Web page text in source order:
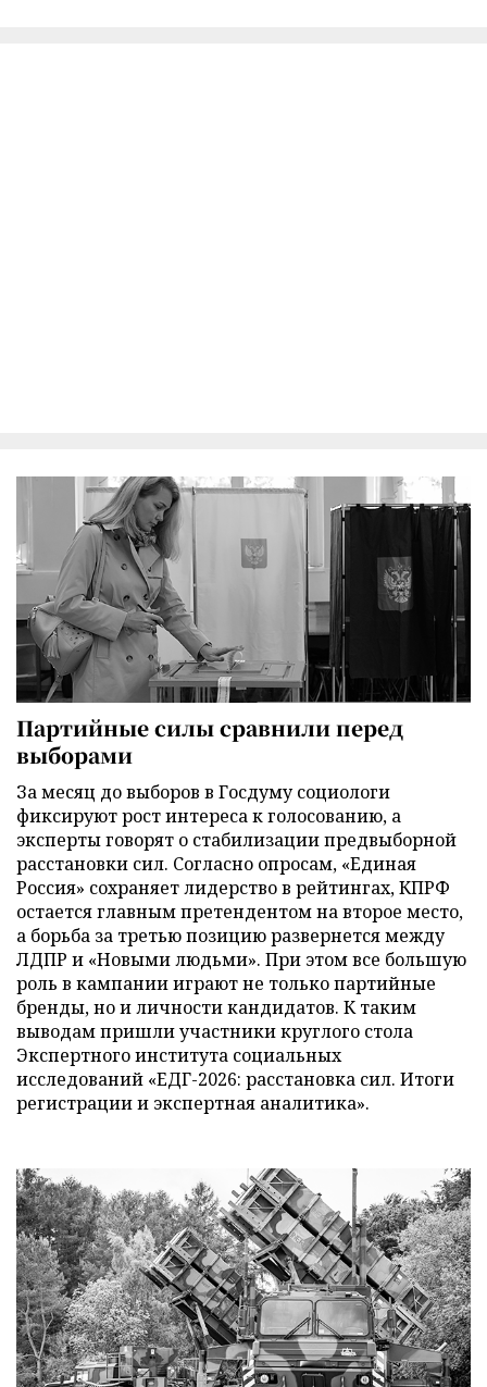
Партийные силы сравнили перед
выборами
За месяц до выборов в Госдуму социологи
фиксируют рост интереса к голосованию, а
эксперты говорят о стабилизации предвыборной
расстановки сил. Согласно опросам, «Единая
Россия» сохраняет лидерство в рейтингах, КПРФ
остается главным претендентом на второе место,
а борьба за третью позицию развернется между
ЛДПР и «Новыми людьми». При этом все большую
роль в кампании играют не только партийные
бренды, но и личности кандидатов. К таким
выводам пришли участники круглого стола
Экспертного института социальных
исследований «ЕДГ-2026: расстановка сил. Итоги
регистрации и экспертная аналитика».